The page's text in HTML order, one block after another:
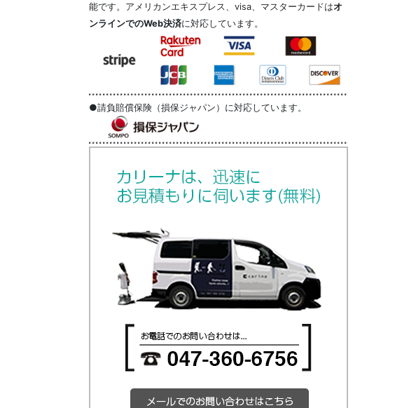
能です。アメリカンエキスプレス、visa、マスターカードはオ
ンラインでのWeb決済に対応しています。
●請負賠償保険（損保ジャパン）に対応しています。